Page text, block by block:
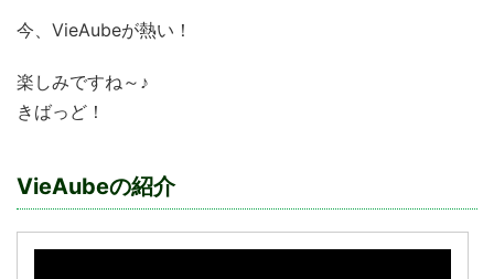
今、VieAubeが熱い！
楽しみですね～♪
きばっど！
VieAubeの紹介